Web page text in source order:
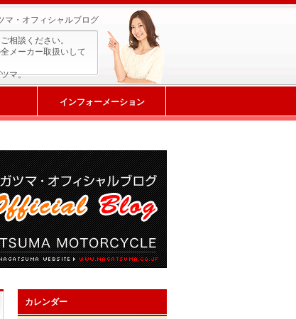
マ・オフィシャルブログ
相談ください。
メーカー取扱いして
マ。
インフォーメーション
カレンダー